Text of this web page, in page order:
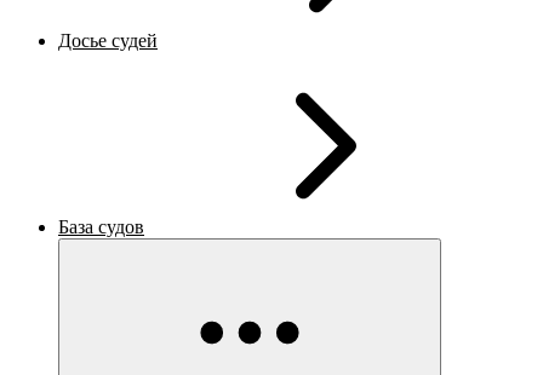
Досье судей
База судов